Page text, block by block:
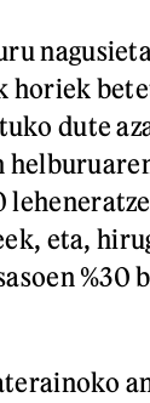
horiek
dute
eta,
%30